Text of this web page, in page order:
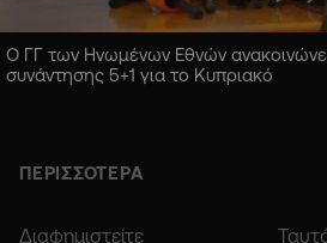
Ο ΓΓ των Ηνωμένων Εθνών
συνάντησης 5+1 για το Κυπριακό
ΠΕΡΙΣΣΟΤΕΡΑ
Διαφημιστείτε